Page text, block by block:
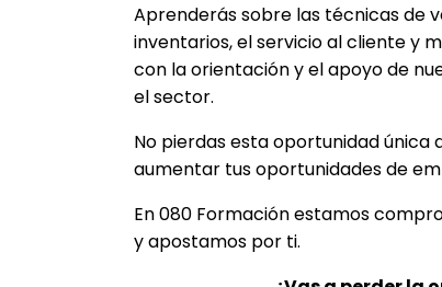
Aprenderás sobre las técnicas de
inventarios, el servicio al cliente y
con la orientación y el apoyo de
el sector.
No pierdas esta oportunidad única
aumentar tus oportunidades de
En 080 Formación estamos
y apostamos por ti.